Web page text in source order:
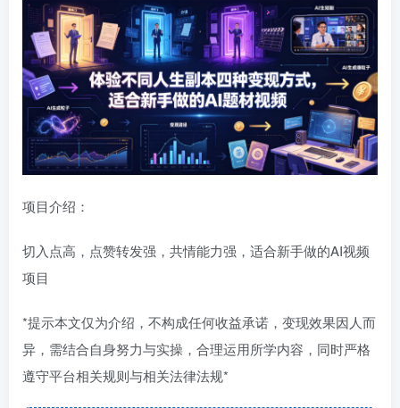
项目介绍：
切入点高，点赞转发强，共情能力强，适合新手做的AI视频
项目
*提示本文仅为介绍，不构成任何收益承诺，变现效果因人而
异，需结合自身努力与实操，合理运用所学内容，同时严格
遵守平台相关规则与相关法律法规*